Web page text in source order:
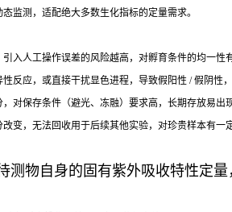
监测，适配绝大多数生化指标的定量需求。
入人工操作误差的风险越高，对孵育条件的均一性
应，或直接干扰显色进程，导致假阳性 / 假阴性
对保存条件（避光、冻融）要求高，长期存放易出
变，无法回收用于后续其他实验，对珍贵样本有一
测物自身的固有紫外吸收特性定量